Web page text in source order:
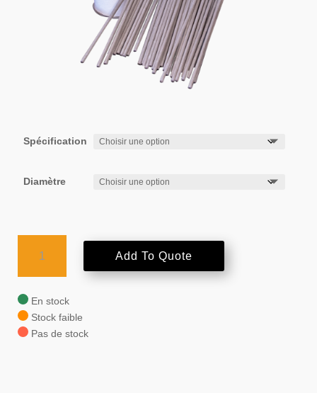
Spécification
Diamètre
AMPCO-
10
Add To Quote
En stock
Stock faible
Pas de stock